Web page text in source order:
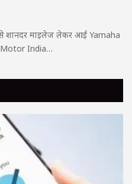
शानदर माइलेज लेकर आई Yamaha
Motor India…